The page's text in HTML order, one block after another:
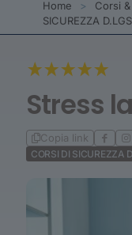
Home > Corsi
SICUREZZA
Stress
Copia link
CORSI DI SICUREZZA